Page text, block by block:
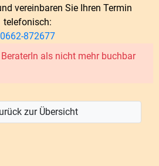
vereinbaren Sie Ihren Termin
telefonisch:
0662-872677
als nicht mehr buchbar
zur Übersicht